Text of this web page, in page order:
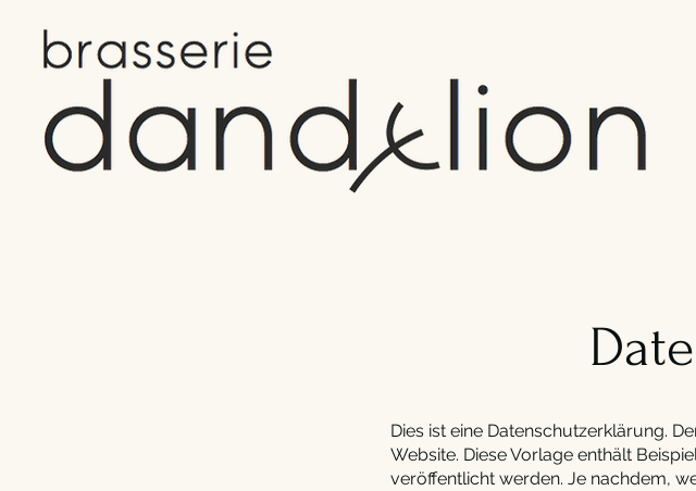
Dies ist eine Datenschutzerklärung.
Website. Diese Vorlage enthält
veröffentlicht werden. Je nachdem,